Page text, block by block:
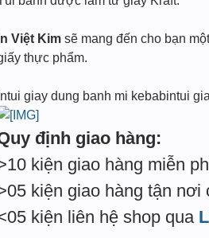
In Việt Kim sẽ mang đến cho bạn
thực phẩm.
giay dung banh mi kebabintui
định giao hàng:
kiện giao hàng miễn
kiện giao hàng tận nơi
kiện liên hệ shop qua